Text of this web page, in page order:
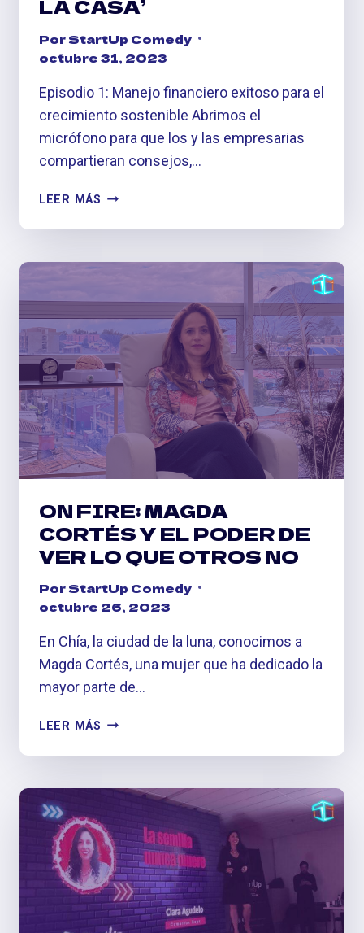
LA CASA’
PorStartUp Comedy
octubre 31, 2023
Episodio 1: Manejo financiero exitoso para el
crecimiento sostenible Abrimos el
micrófono para que los y las empresarias
compartieran consejos,…
LEER MÁS PÓDCAST
LA
ON FIRE: MAGDA
CORTÉS Y EL PODER DE
VER LO QUE OTROS NO
PorStartUp Comedy
octubre 26, 2023
En Chía, la ciudad de la luna, conocimos a
Magda Cortés, una mujer que ha dedicado la
mayor parte de…
LEER MÁS ON
MAGDA
PODER
DE
VER
LO
QUE
OTROS